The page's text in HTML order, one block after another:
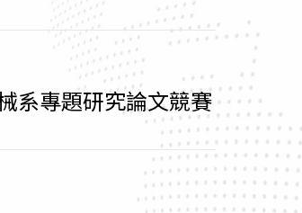
系專題研究論文競賽